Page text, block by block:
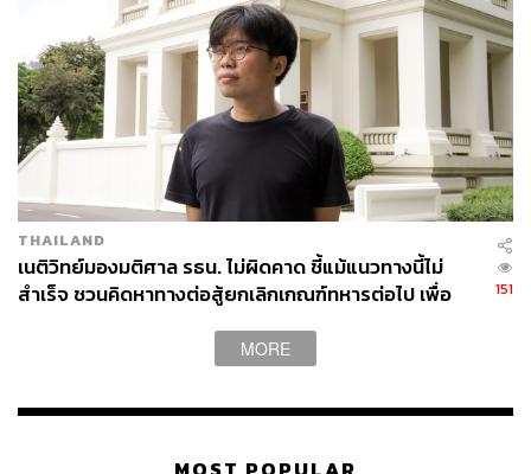
ได้ก่อน เชื่อว่าแรงต่อต้านก็จะหายไปพอสมควร
นอกจากนั้นกองทัพก็ต้องปรับตัว เพราะถ้าไม่ต้องเกณฑ์
กองทัพก็จะนั่งเฉยๆ รอเลือกคนเข้ามาไม่ได้แล้ว
กองทัพต้องพยายามทำประชาสัมพันธ์เพื่อดึงคนให้มา
เป็นทหาร ในทางกลับกันก็ต้องทำให้สภาพการฝึกและ
การใช้ชีวิตเป็นทหารดีขึ้น เพื่อจูงใจให้คนอยากมาเป็น
ทหาร
อีกอย่างเมื่อเพิ่มสวัสดิการให้พลทหารเพื่อดึงดูดคนให้
มาเป็นทหารหลังไม่มีการเกณฑ์แล้ว สวัสดิการของ
ทหารชั้นประทวนและสัญญาบัตรก็ต้องเพิ่มตาม ดังนั้น
ถือว่าจะได้ประโยชน์กันทั้งหมดไม่ว่าชั้นผู้น้อยหรือชั้น
เพิ่ม ทหารก็ต้องขยันขึ้น ใช้คนให้น้อยลงเพื่อให้งาน
THAILAND
เนติวิทย์มองมติศาล รธน. ไม่ผิดคาด ชี้แม้แนวทางนี้ไม่
สำเร็จ ชวนคิดหาทางต่อสู้ยกเลิกเกณฑ์ทหารต่อไป เพื่อ
151
MORE